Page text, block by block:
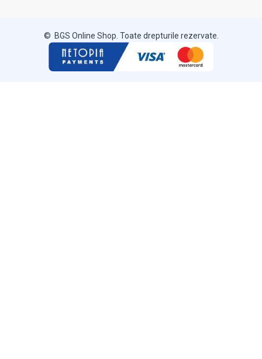
© BGS Online Shop. Toate drepturile rezervate.